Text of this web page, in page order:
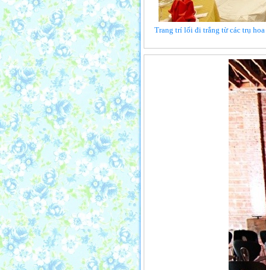
Trang trí lối đi trắng từ các trụ